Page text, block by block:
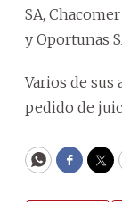
SA,
y Oportunas
Varios de sus
pedido de
WhatsApp